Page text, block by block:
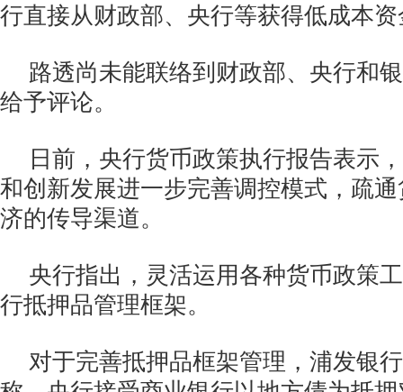
行直接从财政部、央行等获得低成本
路透尚未能联络到财政部、央行和
给予评论。
日前，央行货币政策执行报告表示
和创新发展进一步完善调控模式，疏
济的传导渠道。
央行指出，灵活运用各种货币政策
行抵押品管理框架。
对于完善抵押品框架管理，浦发银